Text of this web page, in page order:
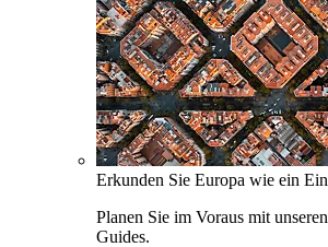
Erkunden Sie Europa wie ein
Planen Sie im Voraus mit
Guides.